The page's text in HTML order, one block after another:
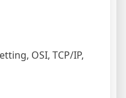
OSI, TCP/IP,